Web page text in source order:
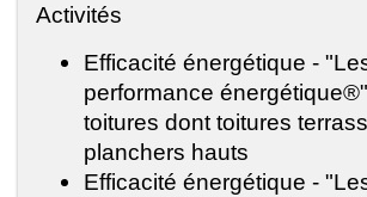
Activités
Efficacité énergétique -
performance
toitures dont toitures
planchers hauts
Efficacité énergétique -